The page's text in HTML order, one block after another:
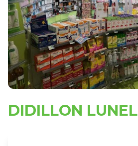
DIDILLON LUNEL